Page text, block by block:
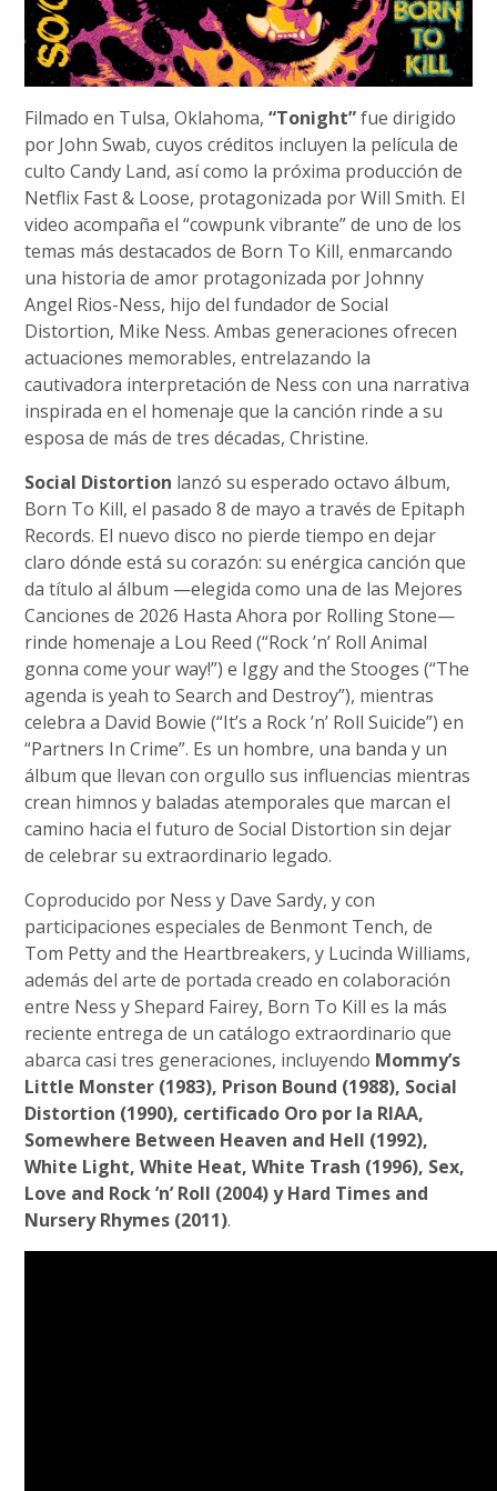
Filmado en Tulsa, Oklahoma,“Tonight”fue dirigido
por John Swab, cuyos créditos incluyen la película de
culto Candy Land, así como la próxima producción de
Netflix Fast & Loose, protagonizada por Will Smith. El
video acompaña el “cowpunk vibrante” de uno de los
temas más destacados de Born To Kill, enmarcando
una historia de amor protagonizada por Johnny
Angel Rios-Ness, hijo del fundador de Social
Distortion, Mike Ness. Ambas generaciones ofrecen
actuaciones memorables, entrelazando la
cautivadora interpretación de Ness con una narrativa
inspirada en el homenaje que la canción rinde a su
esposa de más de tres décadas, Christine.
Social Distortion lanzó su esperado octavo álbum,
Born To Kill, el pasado 8 de mayo a través de Epitaph
Records. El nuevo disco no pierde tiempo en dejar
claro dónde está su corazón: su enérgica canción que
da título al álbum —elegida como una de las Mejores
Canciones de 2026 Hasta Ahora por Rolling Stone—
rinde homenaje a Lou Reed (“Rock ’n’ Roll Animal
gonna come your way!”) e Iggy and the Stooges (“The
agenda is yeah to Search and Destroy”), mientras
celebra a David Bowie (“It’s a Rock ’n’ Roll Suicide”) en
“Partners In Crime”. Es un hombre, una banda y un
álbum que llevan con orgullo sus influencias mientras
crean himnos y baladas atemporales que marcan el
camino hacia el futuro de Social Distortion sin dejar
de celebrar su extraordinario legado.
Coproducido por Ness y Dave Sardy, y con
participaciones especiales de Benmont Tench, de
Tom Petty and the Heartbreakers, y Lucinda Williams,
además del arte de portada creado en colaboración
entre Ness y Shepard Fairey, Born To Kill es la más
reciente entrega de un catálogo extraordinario que
abarca casi tres generaciones, incluyendo Mommy’s
Little Monster (1983), Prison Bound (1988), Social
Distortion (1990), certificado Oro por la RIAA,
Somewhere Between Heaven and Hell (1992),
White Light, White Heat, White Trash (1996), Sex,
Love and Rock ’n’ Roll (2004) y Hard Times and
Nursery Rhymes (2011).